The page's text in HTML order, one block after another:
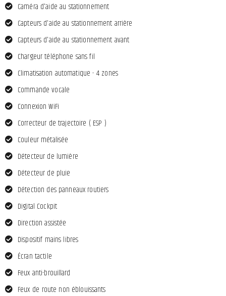
Caméra d'aide au stationnement
Capteurs d'aide au stationnement arrière
Capteurs d'aide au stationnement avant
Chargeur téléphone sans fil
Climatisation automatique - 4 zones
Commande vocale
Connexion WiFi
Correcteur de trajectoire ( ESP )
Couleur métalisée
Détecteur de lumière
Détecteur de pluie
Détection des panneaux routiers
Digital Cockpit
Direction assistée
Dispositif mains libres
Écran tactile
Feux anti-brouillard
Feux de route non éblouissants